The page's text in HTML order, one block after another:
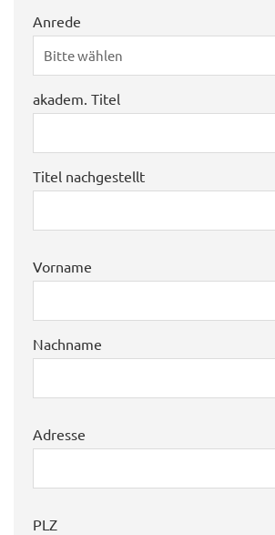
Anrede
Bitte wählen
akadem. Titel
Titel nachgestellt
Vorname
Nachname
Adresse
PLZ